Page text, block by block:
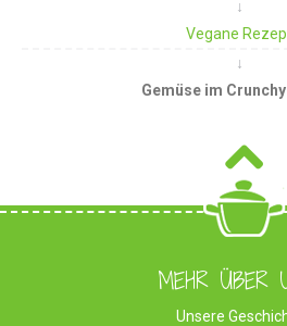
Vegane
Gemüse im
MEHR ÜBER
Unsere